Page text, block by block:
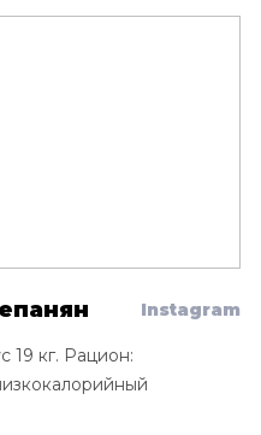
Instagram
19 кг. Рацион: